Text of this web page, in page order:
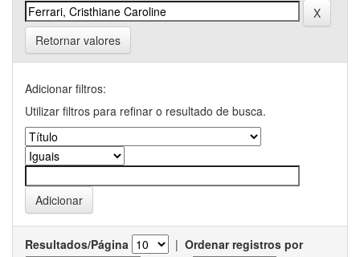
Retornar valores
Adicionar filtros:
Utilizar filtros para refinar o resultado de busca.
Resultados/Página | Ordenar registros por